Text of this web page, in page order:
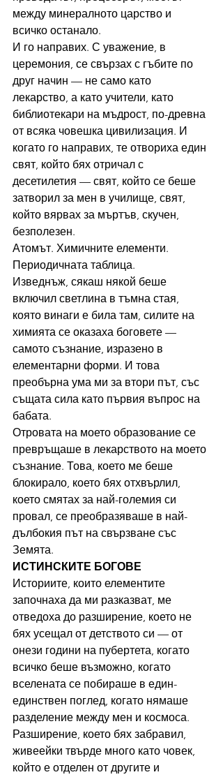
между минералното царство и
всичко останало.
И го направих. С уважение, в
церемония, се свързах с гъбите по
друг начин — не само като
лекарство, а като учители, като
библиотекари на мъдрост, по-древна
от всяка човешка цивилизация. И
когато го направих, те отвориха един
свят, който бях отричал с
десетилетия — свят, който се беше
затворил за мен в училище, свят,
който вярвах за мъртъв, скучен,
безполезен.
Атомът. Химичните елементи.
Периодичната таблица.
Изведнъж, сякаш някой беше
включил светлина в тъмна стая,
която винаги е била там, силите на
химията се оказаха боговете —
самото съзнание, изразено в
елементарни форми. И това
преобърна ума ми за втори път, със
същата сила като първия въпрос на
бабата.
Отровата на моето образование се
превръщаше в лекарството на моето
съзнание. Това, което ме беше
блокирало, което бях отхвърлил,
което смятах за най-големия си
провал, се преобразяваше в най-
дълбокия път на свързване със
Земята.
ИСТИНСКИТЕ БОГОВЕ
Историите, които елементите
започнаха да ми разказват, ме
отведоха до разширение, което не
бях усещал от детството си — от
онези години на пубертета, когато
всичко беше възможно, когато
вселената се побираше в един-
единствен поглед, когато нямаше
разделение между мен и космоса.
Разширение, което бях забравил,
живеейки твърде много като човек,
който е отделен от другите и